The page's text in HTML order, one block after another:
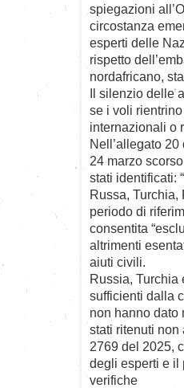
spiegazioni
circostanza
esperti delle
rispetto
nordafricano,
Il silenzio delle
se i voli
internazionali o
Nell’allegato
24 marzo
stati identificati:
Russa,
periodo di
consentita
altrimenti
aiuti civili.
Russia, Turchia
sufficienti dalla
non hanno dato
stati ritenuti
2769 del 2025,
degli esperti e il
verifiche